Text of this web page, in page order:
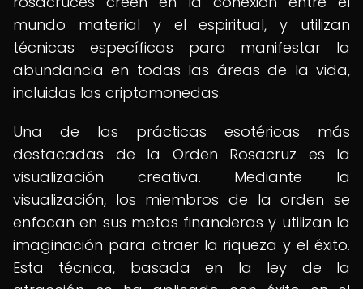
mundo material y el espiritual, y utilizan
técnicas específicas para manifestar la
abundancia en todas las áreas de la vida,
incluidas las criptomonedas.
Una de las prácticas esotéricas más
destacadas de la Orden Rosacruz es la
visualización creativa. Mediante la
visualización, los miembros de la orden se
enfocan en sus metas financieras y utilizan la
imaginación para atraer la riqueza y el éxito.
Esta técnica, basada en la ley de la